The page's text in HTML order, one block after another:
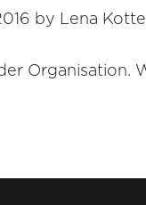
by Lena